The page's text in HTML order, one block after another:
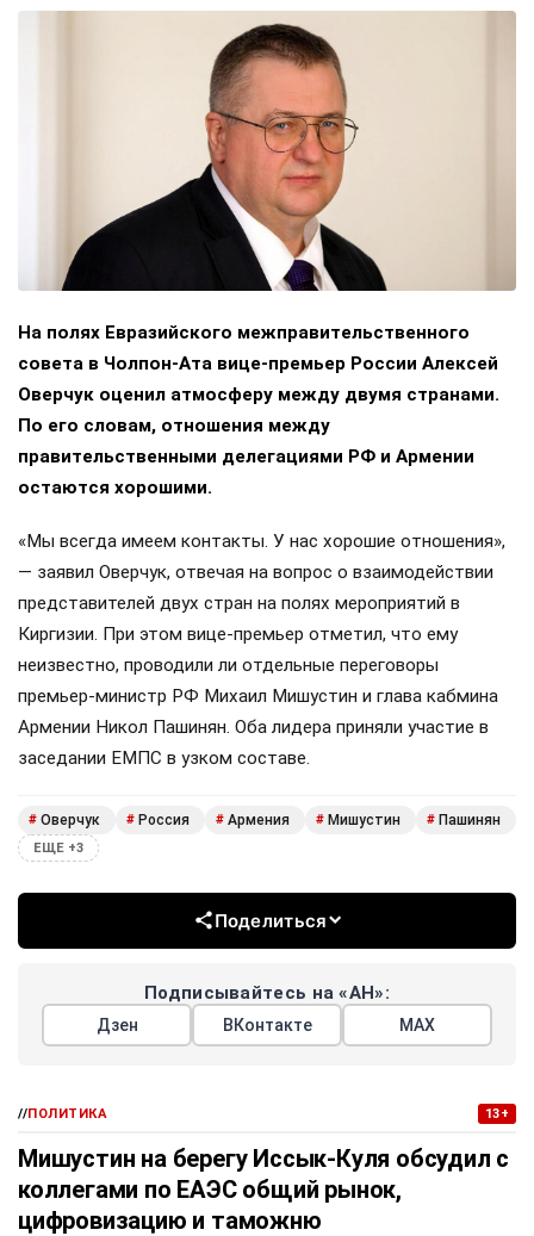
На полях Евразийского межправительственного
совета в Чолпон-Ата вице-премьер России Алексей
Оверчук оценил атмосферу между двумя странами.
По его словам, отношения между
правительственными делегациями РФ и Армении
остаются хорошими.
«Мы всегда имеем контакты. У нас хорошие отношения»,
— заявил Оверчук, отвечая на вопрос о взаимодействии
представителей двух стран на полях мероприятий в
Киргизии. При этом вице-премьер отметил, что ему
неизвестно, проводили ли отдельные переговоры
премьер-министр РФ Михаил Мишустин и глава кабмина
Армении Никол Пашинян. Оба лидера приняли участие в
заседании ЕМПС в узком составе.
# Оверчук # Россия # Армения # Мишустин # Пашинян
ЕЩЕ +3
Поделиться
Подписывайтесь на «АН»:
Дзен ВКонтакте МАХ
//ПОЛИТИКА 13+
Мишустин на берегу Иссык-Куля обсудил с
коллегами по ЕАЭС общий рынок,
цифровизацию и таможню